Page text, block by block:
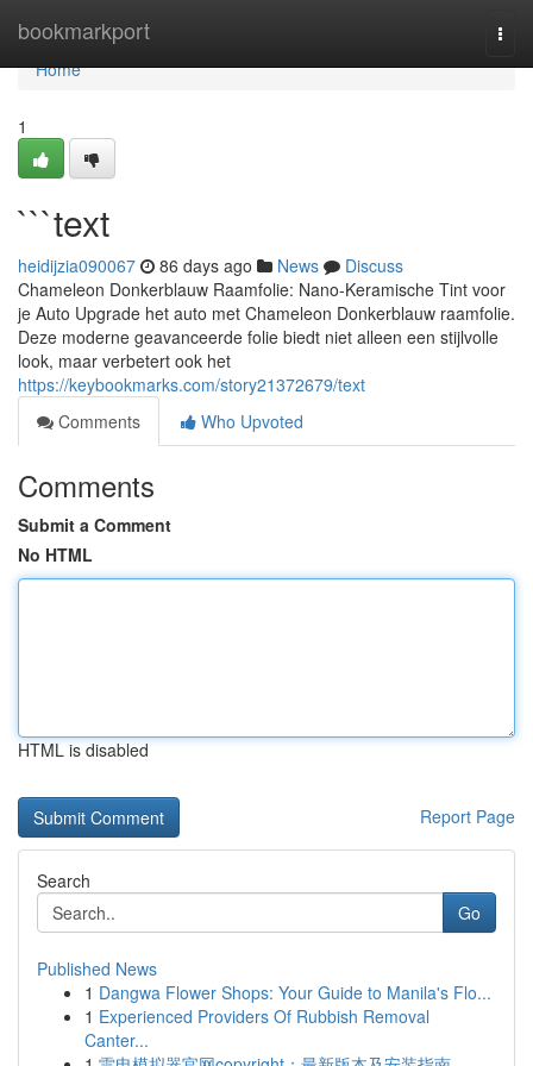
bookmarkport
Home
Home
1
```text
heidijzia090067 86 days ago News
Discuss
Chameleon Donkerblauw Raamfolie: Nano-Keramische Tint voor
je Auto Upgrade het auto met Chameleon Donkerblauw raamfolie.
Deze moderne geavanceerde folie biedt niet alleen een stijlvolle
look, maar verbetert ook het
https://keybookmarks.com/story21372679/text
Comments
Who Upvoted
Comments
Submit a Comment
No HTML
HTML is disabled
Report Page
Search
Go
Published News
1 Dangwa Flower Shops: Your Guide to Manila's Flo...
1 Experienced Providers Of Rubbish Removal
Canter...